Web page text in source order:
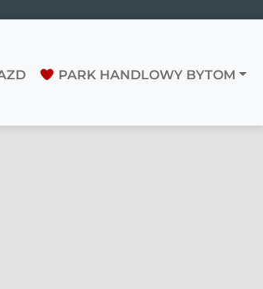
PARK HANDLOWY BYTOM